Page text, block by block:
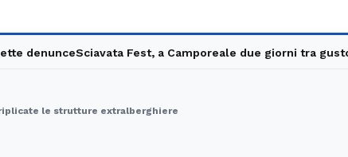
denunceSciavata Fest, a Camporeale due giorni tra gusto e
le strutture extralberghiere